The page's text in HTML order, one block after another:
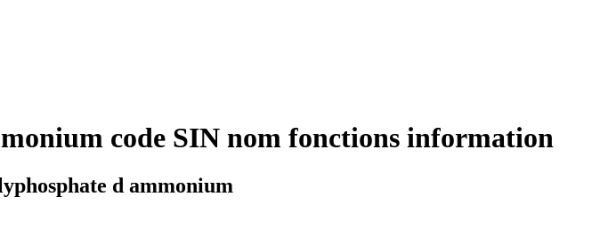
code SIN nom fonctions information
d ammonium